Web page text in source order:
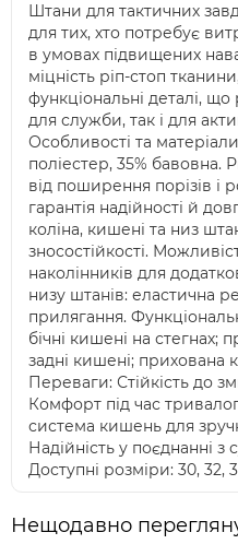
Штани для тактичних
для тих, хто потребує
в умовах підвищених
міцність ріп-стоп
функціональні деталі,
для служби, так і для
Особливості та
поліестер, 35% бавовна.
від поширення порізів і
гарантія надійності й
коліна, кишені та низ
зносостійкості.
наколінників для
низу штанів: еластична
прилягання.
бічні кишені на стегнах;
задні кишені; прихована
Переваги: Стійкість до
Комфорт під час
система кишень для
Надійність у поєднанні
Доступні розміри: 30, 32,
Нещодавно